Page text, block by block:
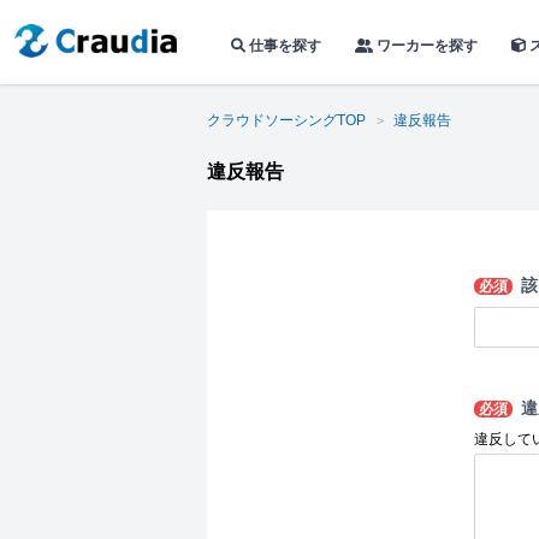
仕事を探す ワーカーを探す
クラウドソーシングTOP 違反報告
違反報告
必須
必須
違反して